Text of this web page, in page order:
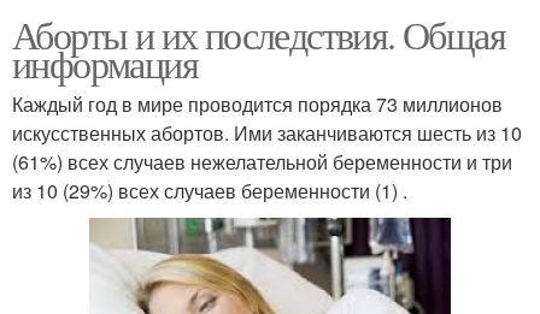
Аборты и их последствия. Общая
информация
Каждый год в мире проводится порядка 73 миллионов
искусственных абортов. Ими заканчиваются шесть из 10
(61%) всех случаев нежелательной беременности и три
из 10 (29%) всех случаев беременности (1) .